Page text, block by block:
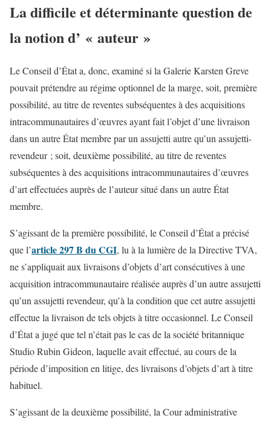
La difficile et déterminante question de
la notion d’ « auteur »
Le Conseil d’État a, donc, examiné si la Galerie Karsten Greve
pouvait prétendre au régime optionnel de la marge, soit, première
possibilité, au titre de reventes subséquentes à des acquisitions
intracommunautaires d’œuvres ayant fait l’objet d’une livraison
dans un autre État membre par un assujetti autre qu’un assujetti-
revendeur ; soit, deuxième possibilité, au titre de reventes
subséquentes à des acquisitions intracommunautaires d’œuvres
d’art effectuées auprès de l’auteur situé dans un autre État
membre.
S’agissant de la première possibilité, le Conseil d’État a précisé
que l’article 297 B du CGI, lu à la lumière de la Directive TVA,
ne s’appliquait aux livraisons d’objets d’art consécutives à une
acquisition intracommunautaire réalisée auprès d’un autre assujetti
qu’un assujetti revendeur, qu’à la condition que cet autre assujetti
effectue la livraison de tels objets à titre occasionnel. Le Conseil
d’État a jugé que tel n’était pas le cas de la société britannique
Studio Rubin Gideon, laquelle avait effectué, au cours de la
période d’imposition en litige, des livraisons d’objets d’art à titre
habituel.
S’agissant de la deuxième possibilité, la Cour administrative